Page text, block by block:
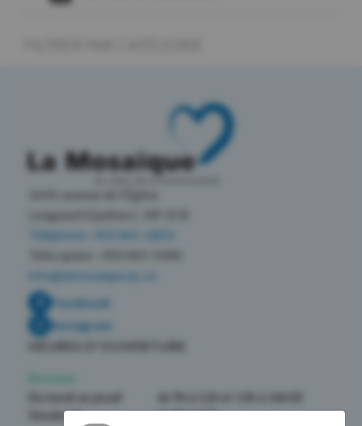
Longueuil (Québec) J4P 2C8
Téléphone : 450 465-1803
info@lamosaique.qc.ca
Facebook
Instagram
Vendredi
de 9h à 12h